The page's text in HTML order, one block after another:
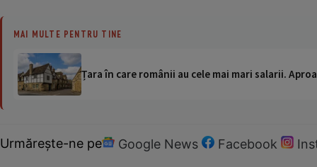
MAI MULTE PENTRU TINE
Țara în care românii au cele mai mari salarii.
Urmărește-ne pe Google News Facebook